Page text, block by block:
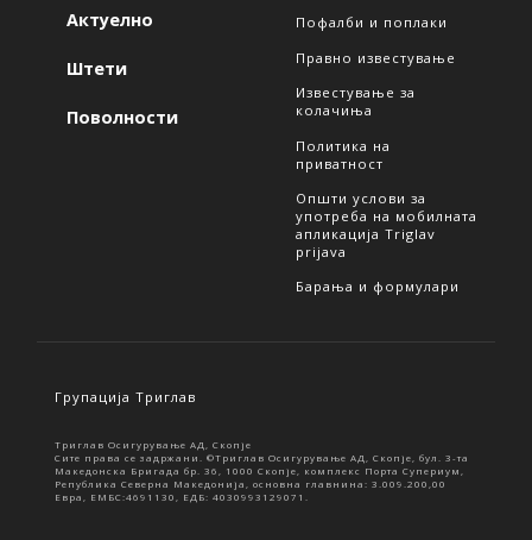
Актуелно
Штети
Поволности
Пофалби и поплаки
Правно известување
Известување за
колачиња
Политика на
приватност
Општи услови за
употреба на мобилната
апликација Triglav
prijava
Барања и формулари
Групација Триглав
Триглав Осигурување АД, Скопје
Сите права се задржани. ©Триглав Осигурување АД, Скопје, бул. 3-та
Македонска Бригада бр. 36, 1000 Скопје, комплекс Порта Супериум,
Република Северна Македонија, основна главнина: 3.009.200,00
Евра, ЕМБС:4691130, ЕДБ: 4030993129071.